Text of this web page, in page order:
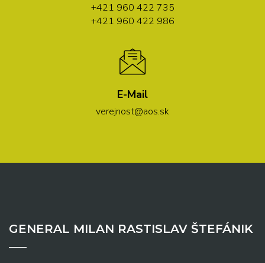
+421 960 422 735
+421 960 422 986
E-Mail
verejnost@aos.sk
GENERAL MILAN RASTISLAV ŠTEFÁNIK